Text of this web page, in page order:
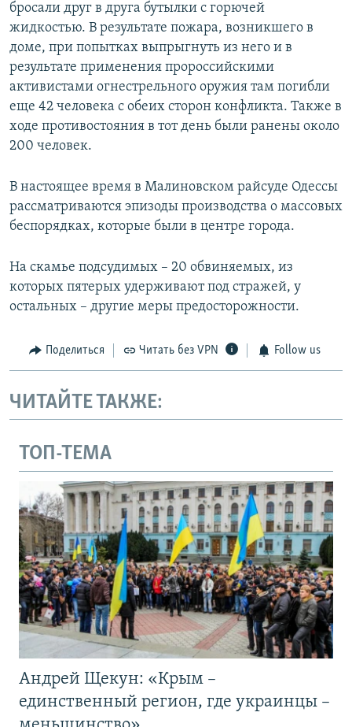
бросали друг в друга бутылки с горючей
жидкостью. В результате пожара, возникшего в
доме, при попытках выпрыгнуть из него и в
результате применения пророссийскими
активистами огнестрельного оружия там погибли
еще 42 человека с обеих сторон конфликта. Также в
ходе противостояния в тот день были ранены около
200 человек.
В настоящее время в Малиновском райсуде Одессы
рассматриваются эпизоды производства о массовых
беспорядках, которые были в центре города.
На скамье подсудимых – 20 обвиняемых, из
которых пятерых удерживают под стражей, у
остальных – другие меры предосторожности.
Поделиться Читать без VPN Follow us
ЧИТАЙТЕ ТАКЖЕ:
ТОП-ТЕМА
Андрей Щекун: «Крым –
единственный регион, где украинцы –